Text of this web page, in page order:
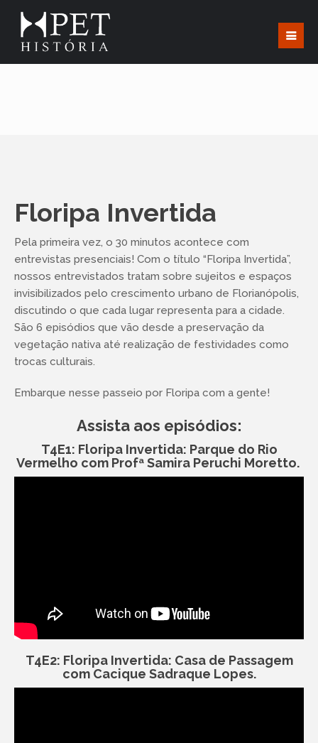
Floripa Invertida
Pela primeira vez, o 30 minutos acontece com
entrevistas presenciais! Com o título “Floripa Invertida”,
nossos entrevistados tratam sobre sujeitos e espaços
invisibilizados pelo crescimento urbano de Florianópolis,
discutindo o que cada lugar representa para a cidade.
São 6 episódios que vão desde a preservação da
vegetação nativa até realização de festividades como
trocas culturais.
Embarque nesse passeio por Floripa com a gente!
Assista aos episódios:
T4E1: Floripa Invertida: Parque do Rio
Vermelho com Profª Samira Peruchi Moretto.
T4E2: Floripa Invertida: Casa de Passagem
com Cacique Sadraque Lopes.